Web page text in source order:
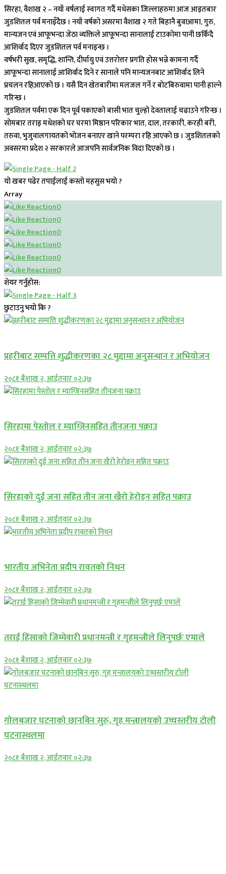
सिरहा, वैशाख २ – नयाँ वर्षलाई स्वागत गर्दै मधेसका जिल्लाहरुमा आज आइतबार
जुडशितल पर्व मनाइँदैछ । नयाँ वर्षको असरमा वैशाख २ गते बिहानै बुवाआमा, गुरु,
मान्यजन एवं आफूभन्दा जेठा व्यक्तिले आफूभन्दा सानालाई टाउकोमा पानी छर्किदै
आशिर्वाद दिएर जुडशितल पर्व मनाइन्छ ।
वर्षभरी सुख, समृद्धि, शान्ति, दीर्घायु एवं उत्तरोत्तर प्रगति होस भन्ने कामना गर्दै
आफूभन्दा सानालाई आशिर्वाद दिने र सानाले पनि मान्यजनबाट आशिर्वाद लिने
प्रचलन रहिआएको छ । यसै दिन खेतबारीमा मलजल गर्ने र बोटबिरुवामा पानी हाल्ने
गरिन्छ ।
जुडशितल पर्वमा एक दिन पूर्व पकाएको बासी भात चुल्हो देवतालाई चढाउने गरिन्छ ।
सोमबार तराइ मधेशको घर घरमा मिष्ठान परिकार भात, दाल, तरकारी, करही बरी,
तरुवा, भुजुवालगायतको भोजन बनाएर खाने परम्परा रहि आएको छ । जुडशितलको
अवसरमा प्रदेश २ सरकारले आजपनि सार्वजनिक विदा दिएको छ ।
यो खबर पढेर तपाईलाई कस्तो महसुस भयो ?
Array
0
0
0
0
0
0
शेयर गर्नुहोस:
छुटाउनु भयो कि ?
प्रहरीबाट सम्पत्ति शुद्धीकरणका २८ मुद्दामा अनुसन्धान र अभियोजन
२०८१ बैशाख २, आईतवार ०२:३७
सिरहामा पेस्तोल र म्याग्जिनसहित तीनजना पक्राउ
२०८१ बैशाख २, आईतवार ०२:३७
सिरहाकाे दुई जना सहित तीन जना खैरो हेरोइन सहित पक्राउ
२०८१ बैशाख २, आईतवार ०२:३७
भारतीय अभिनेता प्रदीप रावतको निधन
२०८१ बैशाख २, आईतवार ०२:३७
तराई हिंसाको जिम्मेवारी प्रधानमन्त्री र गृहमन्त्रीले लिनुपर्छः एमाले
२०८१ बैशाख २, आईतवार ०२:३७
गोलबजार घटनाको छानबिन सुरु, गृह मन्त्रालयको उच्चस्तरीय टोली
घटनास्थलमा
२०८१ बैशाख २, आईतवार ०२:३७